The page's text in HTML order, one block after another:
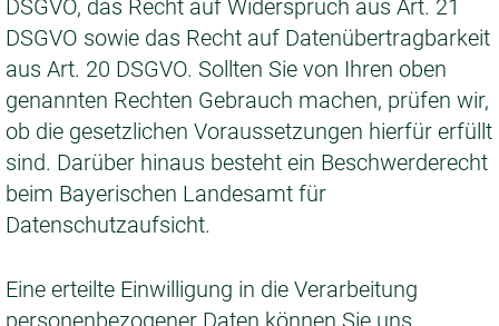
DSGVO, das Recht auf Widerspruch aus Art. 21
DSGVO sowie das Recht auf Datenübertragbarkeit
aus Art. 20 DSGVO. Sollten Sie von Ihren oben
genannten Rechten Gebrauch machen, prüfen wir,
ob die gesetzlichen Voraussetzungen hierfür erfüllt
sind. Darüber hinaus besteht ein Beschwerderecht
beim Bayerischen Landesamt für
Datenschutzaufsicht.
Eine erteilte Einwilligung in die Verarbeitung
personenbezogener Daten können Sie uns